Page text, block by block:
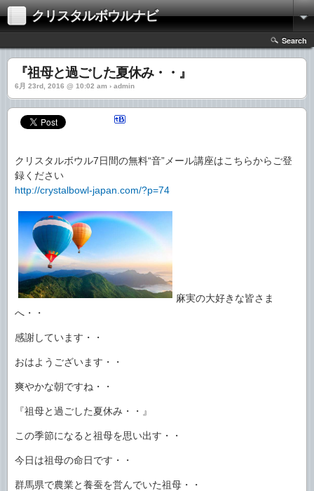
クリスタルボウルナビ
Search
『祖母と過ごした夏休み・・』
6月 23rd, 2016 @ 10:02 am › admin
クリスタルボウル7日間の無料“音”メール講座はこちらからご登
録ください
http://crystalbowl-japan.com/?p=74
麻実の大好きな皆さま
へ・・
感謝しています・・
おはようございます・・
爽やかな朝ですね・・
『祖母と過ごした夏休み・・』
この季節になると祖母を思い出す・・
今日は祖母の命日です・・
群馬県で農業と養蚕を営んでいた祖母・・